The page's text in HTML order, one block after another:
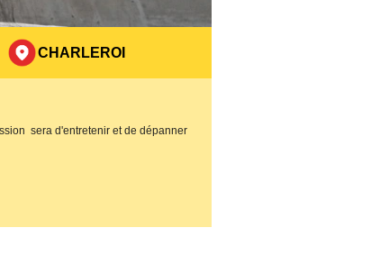
CHARLEROI
sera d'entretenir et de dépanner